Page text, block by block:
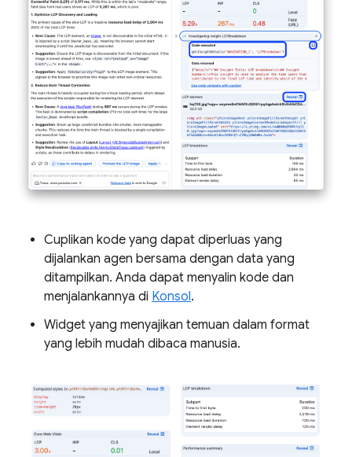
Cuplikan kode yang dapat diperluas yang
dijalankan agen bersama dengan data yang
ditampilkan. Anda dapat menyalin kode dan
menjalankannya di Konsol.
Widget yang menyajikan temuan dalam format
yang lebih mudah dibaca manusia.